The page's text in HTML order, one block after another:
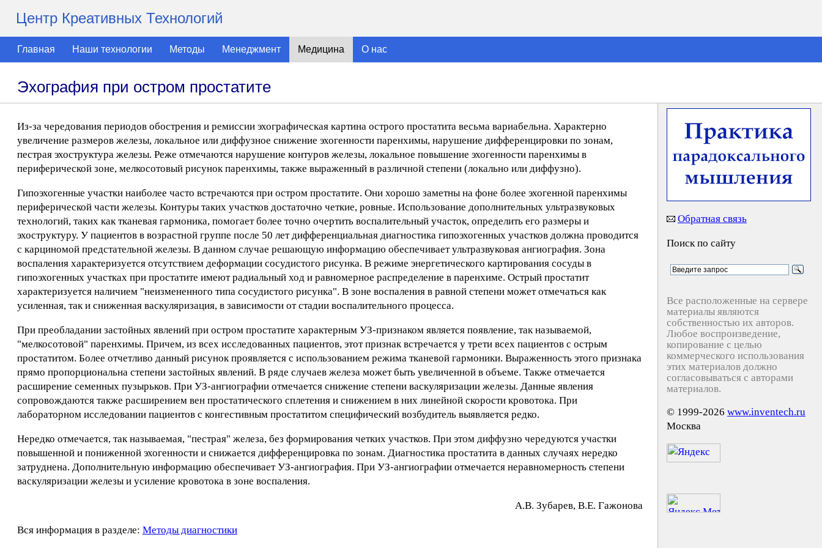
Центр Креативных Технологий
Главная Наши технологии Методы Менеджмент Медицина О нас
Эхография при остром простатите
Из-за чередования периодов обострения и ремиссии эхографическая картина острого простатита весьма вариабельна. Характерно
увеличение размеров железы, локальное или диффузное снижение эхогенности паренхимы, нарушение дифференцировки по зонам,
пестрая эхоструктура железы. Реже отмечаются нарушение контуров железы, локальное повышение эхогенности паренхимы в
периферической зоне, мелкосотовый рисунок паренхимы, также выраженный в различной степени (локально или диффузно).
Гипоэхогенные участки наиболее часто встречаются при остром простатите. Они хорошо заметны на фоне более эхогенной паренхимы
периферической части железы. Контуры таких участков достаточно четкие, ровные. Использование дополнительных ультразвуковых
технологий, таких как тканевая гармоника, помогает более точно очертить воспалительный участок, определить его размеры и
эхоструктуру. У пациентов в возрастной группе после 50 лет дифференциальная диагностика гипоэхогенных участков должна проводится
с карциномой предстательной железы. В данном случае решающую информацию обеспечивает ультразвуковая ангиография. Зона
воспаления характеризуется отсутствием деформации сосудистого рисунка. В режиме энергетического картирования сосуды в
гипоэхогенных участках при простатите имеют радиальный ход и равномерное распределение в паренхиме. Острый простатит
характеризуется наличием "неизмененного типа сосудистого рисунка". В зоне воспаления в равной степени может отмечаться как
усиленная, так и сниженная васкуляризация, в зависимости от стадии воспалительного процесса.
При преобладании застойных явлений при остром простатите характерным УЗ-признаком является появление, так называемой,
"мелкосотовой" паренхимы. Причем, из всех исследованных пациентов, этот признак встречается у трети всех пациентов с острым
простатитом. Более отчетливо данный рисунок проявляется с использованием режима тканевой гармоники. Выраженность этого признака
прямо пропорциональна степени застойных явлений. В ряде случаев железа может быть увеличенной в объеме. Также отмечается
расширение семенных пузырьков. При УЗ-ангиографии отмечается снижение степени васкуляризации железы. Данные явления
сопровождаются также расширением вен простатического сплетения и снижением в них линейной скорости кровотока. При
лабораторном исследовании пациентов с конгестивным простатитом специфический возбудитель выявляется редко.
Нередко отмечается, так называемая, "пестрая" железа, без формирования четких участков. При этом диффузно чередуются участки
повышенной и пониженной эхогенности и снижается дифференцировка по зонам. Диагностика простатита в данных случаях нередко
затруднена. Дополнительную информацию обеспечивает УЗ-ангиография. При УЗ-ангиографии отмечается неравномерность степени
васкуляризации железы и усиление кровотока в зоне воспаления.
A.В. Зyбaрeв, В.Е. Гaжoнoва
Вся информация в разделе: Методы диагностики
Обратная связь
Поиск по сайту
Все расположенные на сервере
материалы являются
собственностью их авторов.
Любое воспроизведение,
копирование с целью
коммерческого использования
этих материалов должно
согласовываться с авторами
материалов.
© 1999-2026 www.inventech.ru
Москва